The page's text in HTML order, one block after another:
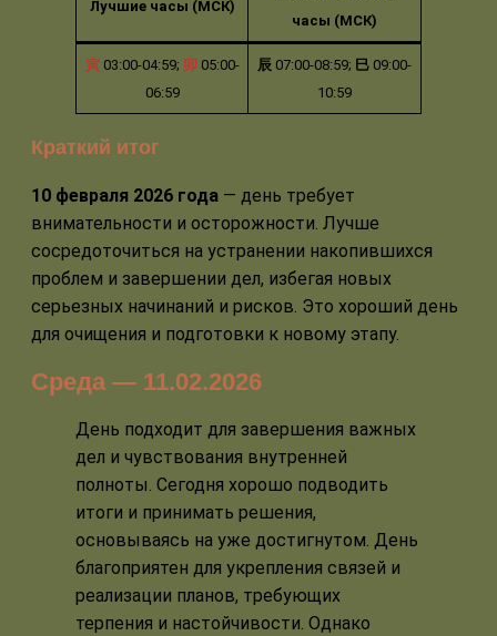
Лучшие часы (МСК)
часы (МСК)
寅 03:00-04:59; 卯05:00-
06:59
辰 07:00-08:59; 巳 09:00-
10:59
Краткий итог
10 февраля 2026 года — день требует
внимательности и осторожности. Лучше
сосредоточиться на устранении накопившихся
проблем и завершении дел, избегая новых
серьезных начинаний и рисков. Это хороший день
для очищения и подготовки к новому этапу.
Среда — 11.02.2026
День подходит для завершения важных
дел и чувствования внутренней
полноты. Сегодня хорошо подводить
итоги и принимать решения,
основываясь на уже достигнутом. День
благоприятен для укрепления связей и
реализации планов, требующих
терпения и настойчивости. Однако